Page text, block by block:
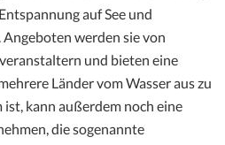
auf See und
werden sie von
und bieten eine
Länder vom Wasser aus zu
kann außerdem noch eine
die sogenannte